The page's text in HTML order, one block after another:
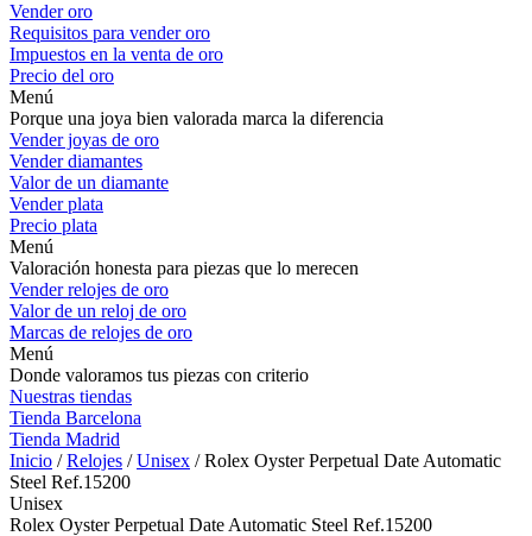
Vender oro
Requisitos para vender oro
Impuestos en la venta de oro
Precio del oro
Menú
Porque una joya bien valorada marca la diferencia
Vender joyas de oro
Vender diamantes
Valor de un diamante
Vender plata
Precio plata
Menú
Valoración honesta para piezas que lo merecen
Vender relojes de oro
Valor de un reloj de oro
Marcas de relojes de oro
Menú
Donde valoramos tus piezas con criterio
Nuestras tiendas
Tienda Barcelona
Tienda Madrid
Inicio /Relojes /Unisex / Rolex Oyster Perpetual Date Automatic
Steel Ref.15200
Unisex
Rolex Oyster Perpetual Date Automatic Steel Ref.15200